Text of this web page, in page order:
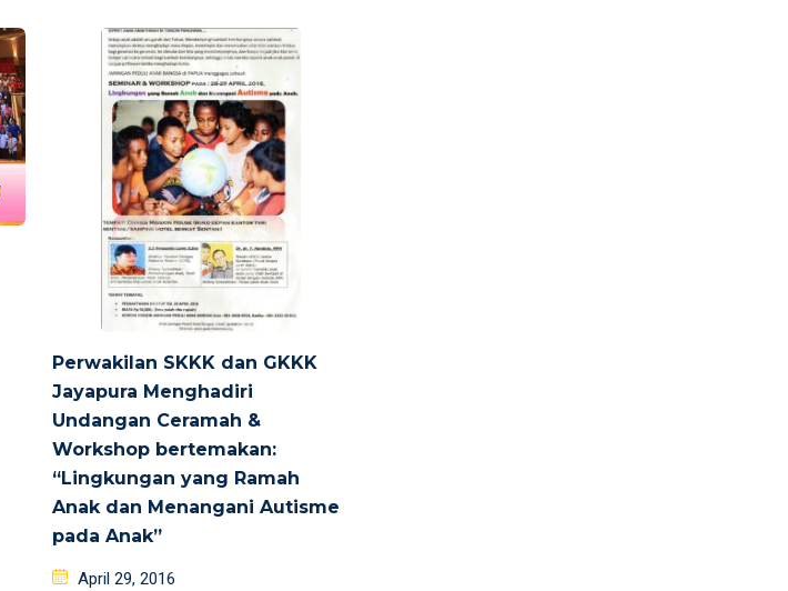
Perwakilan SKKK dan GKKK
Jayapura Menghadiri
Undangan Ceramah &
Workshop bertemakan:
“Lingkungan yang Ramah
Anak dan Menangani Autisme
pada Anak”
Posted
April 29, 2016